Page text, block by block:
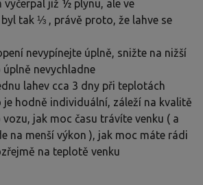
vyčerpal již ½ plynu, ale ve
tak ⅓ , právě proto, že lahve se
nevypínejte úplně, snižte na nižší
nevychladne
lahev cca 3 dny při teplotách
je hodně individuální, záleží na kvalitě
vozu, jak moc času trávíte venku ( a
na menší výkon ), jak moc máte rádi
na teplotě venku